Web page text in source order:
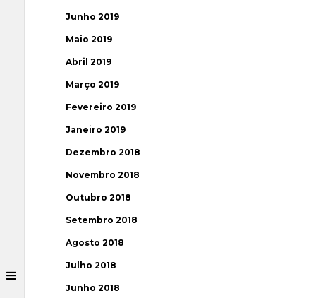
Junho 2019
Maio 2019
Abril 2019
Março 2019
Fevereiro 2019
Janeiro 2019
Dezembro 2018
Novembro 2018
Outubro 2018
Setembro 2018
Agosto 2018
Julho 2018
Junho 2018